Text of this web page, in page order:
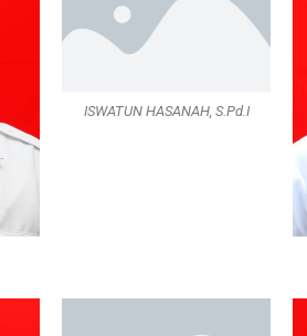
ISWATUN HASANAH, S.Pd.I